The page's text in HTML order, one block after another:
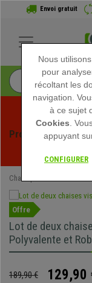
Envoi gratuit
Profitez des
exclusives
Chaisepro
Offre
Lot de deux
Polyvalente et
189,90 € 129,90
Nous
pour
récoltant les
navigation.
à ce sujet
Cookies .
appuyant
CONFIGURER